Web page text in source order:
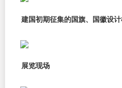
建国初期征集的国旗、国徽设
展览现场